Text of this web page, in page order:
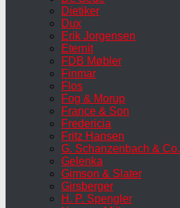
Dietiker
Dux
Erik Jorgensen
Eternit
FDB Møbler
Finmar
Flos
Fog & Morup
France & Son
Fredericia
Fritz Hansen
G. Schanzenbach & Co.
Gelenka
Gimson & Slater
Girsberger
H. P. Spengler